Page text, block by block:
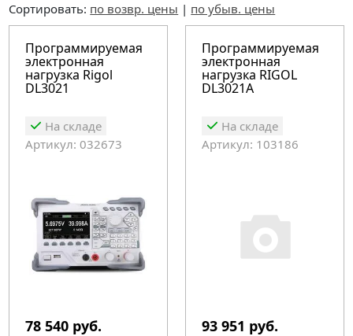
Сортировать: по возвр. цены | по убыв. цены
Программируемая
электронная
нагрузка Rigol
DL3021
На складе
Артикул: 032673
78 540 руб.
Программируемая
электронная
нагрузка RIGOL
DL3021A
На складе
Артикул: 103186
93 951 руб.